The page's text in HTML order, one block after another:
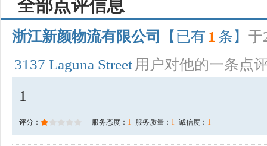
全部点评信息
浙江新颜物流有限公司 【已有 1 条】 于
3137 Laguna Street 用户对他的一条点
1
评分： 服务态度： 1 服务质量： 1 诚信度： 1